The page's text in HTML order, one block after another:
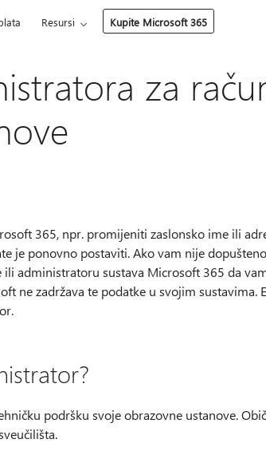
Resursi Kupite Microsoft 365
za
365, npr. promijeniti zaslonsko ime ili
je ponovno postaviti. Ako vam nije
administratoru sustava Microsoft 365 da
ne zadržava te podatke u svojim sustavima.
podršku svoje obrazovne ustanove.